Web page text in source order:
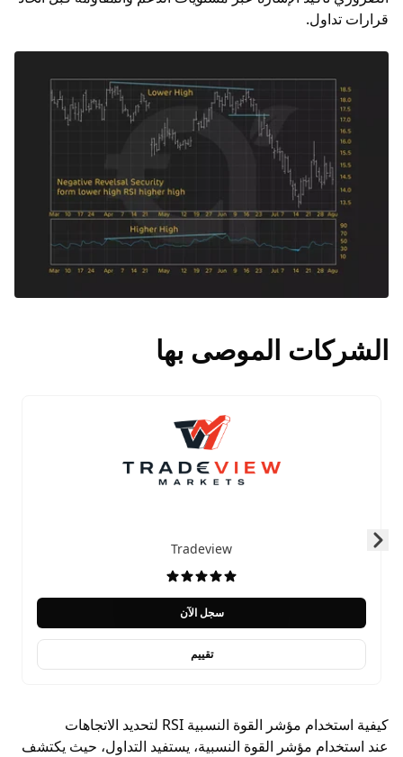
قرارات تداول.
الشركات الموصى بها
Tradeview
سجل الآن
تقييم
كيفية استخدام مؤشر القوة النسبية RSI لتحديد الاتجاهات
عند استخدام مؤشر القوة النسبية، يستفيد التداول، حيث يكتشف